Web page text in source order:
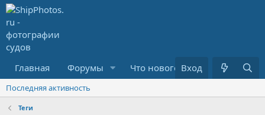
Главная Форумы Что нового? Медиа
Вход
Последняя активность
Теги